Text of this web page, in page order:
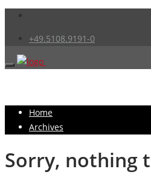
+49.5108.9191-0
Home
Archives
Sorry, nothing